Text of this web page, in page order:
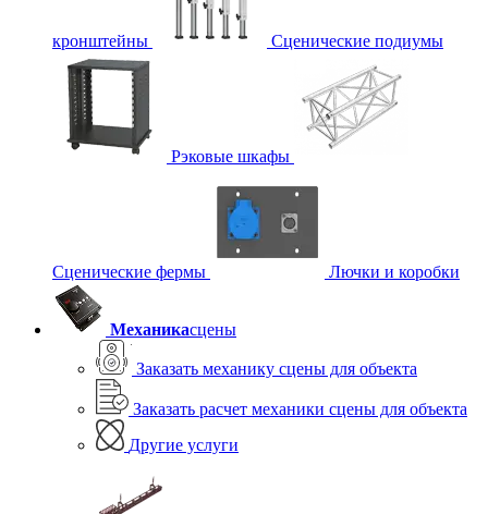
кронштейны Сценические подиумы
Рэковые шкафы
Сценические фермы Лючки и коробки
Механикасцены
Заказать механику сцены для объекта
Заказать расчет механики сцены для объекта
Другие услуги